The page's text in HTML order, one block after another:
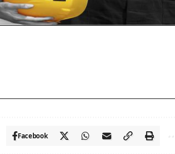
Facebook